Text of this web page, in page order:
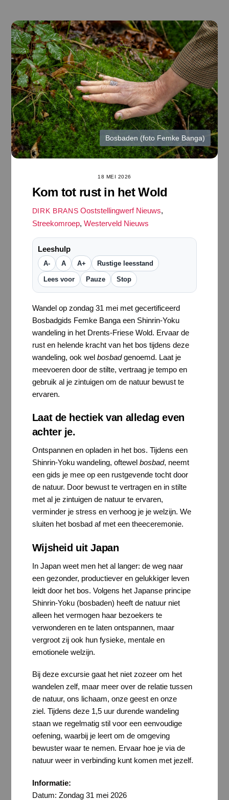
inhoud
Bosbaden (foto Femke Banga)
18 MEI 2026
Kom tot rust in het Wold
DIRK BRANS Ooststellingwerf Nieuws,
Streekomroep, Westerveld Nieuws
Leeshulp
A- A A+ Rustige leesstand
Lees voor Pauze Stop
Wandel op zondag 31 mei met gecertificeerd
Bosbadgids Femke Banga een Shinrin-Yoku
wandeling in het Drents-Friese Wold. Ervaar de
rust en helende kracht van het bos tijdens deze
wandeling, ook wel bosbadgenoemd. Laat je
meevoeren door de stilte, vertraag je tempo en
gebruik al je zintuigen om de natuur bewust te
ervaren.
Laat de hectiek van alledag even
achter je.
Ontspannen en opladen in het bos. Tijdens een
Shinrin-Yoku wandeling, oftewel bosbad, neemt
een gids je mee op een rustgevende tocht door
de natuur. Door bewust te vertragen en in stilte
met al je zintuigen de natuur te ervaren,
verminder je stress en verhoog je je welzijn. We
sluiten het bosbad af met een theeceremonie.
Wijsheid uit Japan
In Japan weet men het al langer: de weg naar
een gezonder, productiever en gelukkiger leven
leidt door het bos. Volgens het Japanse principe
Shinrin-Yoku (bosbaden) heeft de natuur niet
alleen het vermogen haar bezoekers te
verwonderen en te laten ontspannen, maar
vergroot zij ook hun fysieke, mentale en
emotionele welzijn.
Bij deze excursie gaat het niet zozeer om het
wandelen zelf, maar meer over de relatie tussen
de natuur, ons lichaam, onze geest en onze
ziel. Tijdens deze 1,5 uur durende wandeling
staan we regelmatig stil voor een eenvoudige
oefening, waarbij je leert om de omgeving
bewuster waar te nemen. Ervaar hoe je via de
natuur weer in verbinding kunt komen met jezelf.
Informatie:
Datum: Zondag 31 mei 2026